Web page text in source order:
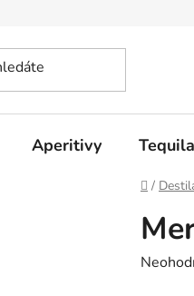
Aperitivy Tequila
Domů
/